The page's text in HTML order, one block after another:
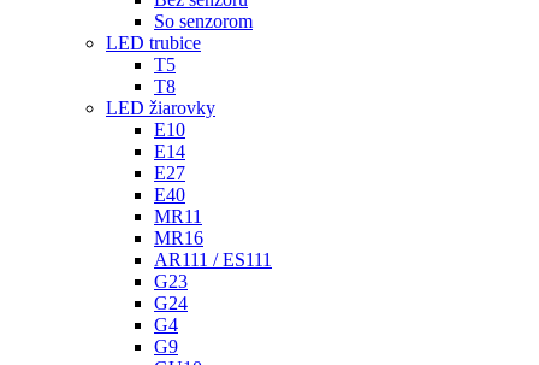
So senzorom
LED trubice
T5
T8
LED žiarovky
E10
E14
E27
E40
MR11
MR16
AR111 / ES111
G23
G24
G4
G9